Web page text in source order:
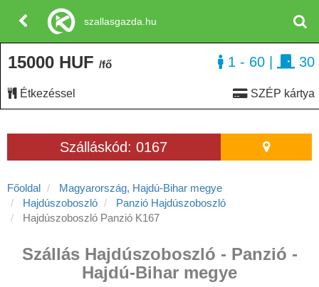
Szálláskód: 0167
Főoldal
Magyarország, Hajdú-Bihar megye
Hajdúszoboszló
Panzió Hajdúszoboszló
Hajdúszoboszló Panzió K167
Szállás Hajdúszoboszló - Panzió -
Hajdú-Bihar megye
15000 HUF /fő
Étkezéssel SZÉP kártya
1 - 60 30
szallasgazda.hu